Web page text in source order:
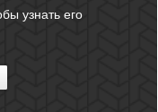
узнать его